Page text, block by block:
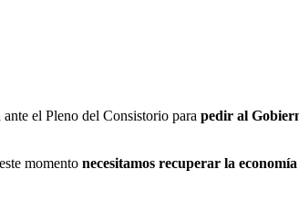
el Pleno del Consistorio para pedir al
momento necesitamos recuperar la